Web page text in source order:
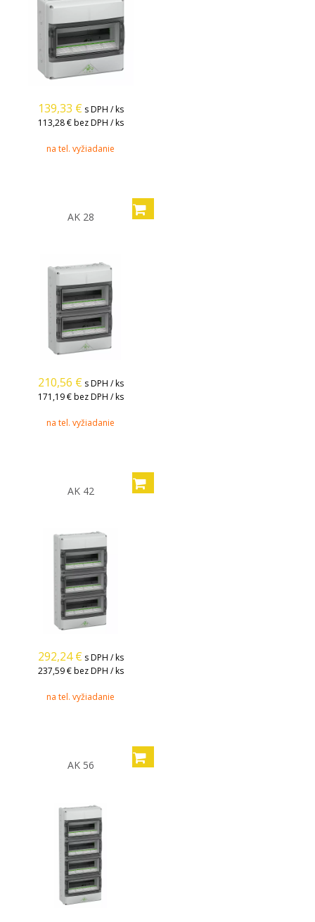
139,33 € s DPH / ks
113,28 € bez DPH / ks
na tel. vyžiadanie
AK 28
210,56 € s DPH / ks
171,19 € bez DPH / ks
na tel. vyžiadanie
AK 42
292,24 € s DPH / ks
237,59 € bez DPH / ks
na tel. vyžiadanie
AK 56